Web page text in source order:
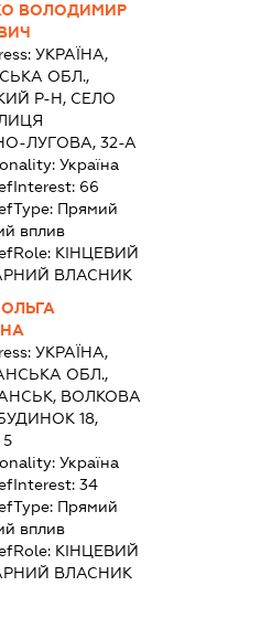
ВОЛОДИМИР
УКРАЇНА,
ОБЛ.,
Р-Н, СЕЛО
ЛУГОВА, 32-А
Україна
66
Прямий
вплив
КІНЦЕВИЙ
ВЛАСНИК
УКРАЇНА,
ОБЛ.,
ВОЛКОВА
18,
Україна
34
Прямий
вплив
КІНЦЕВИЙ
ВЛАСНИК